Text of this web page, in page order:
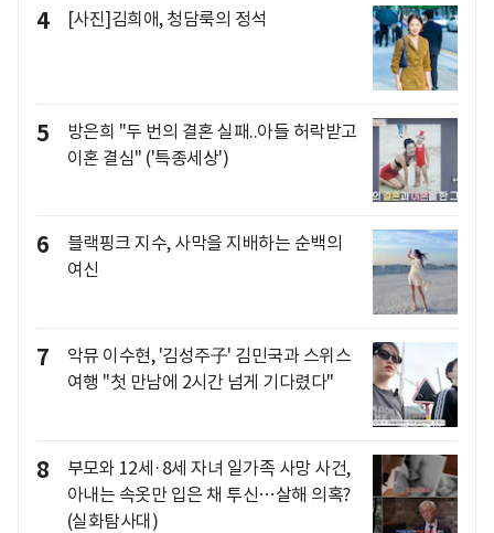
4 [사진]김희애, 청담룩의 정석
5
방은희 "두 번의 결혼 실패..아들 허락받고
이혼 결심" ('특종세상')
6
블랙핑크 지수, 사막을 지배하는 순백의
여신
7
악뮤 이수현, '김성주子' 김민국과 스위스
여행 "첫 만남에 2시간 넘게 기다렸다"
8
부모와 12세·8세 자녀 일가족 사망 사건,
아내는 속옷만 입은 채 투신…살해 의혹?
(실화탐사대)